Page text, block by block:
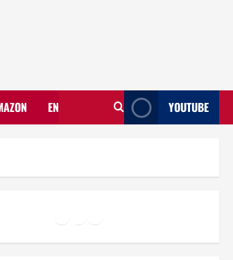
EN YOUTUBE